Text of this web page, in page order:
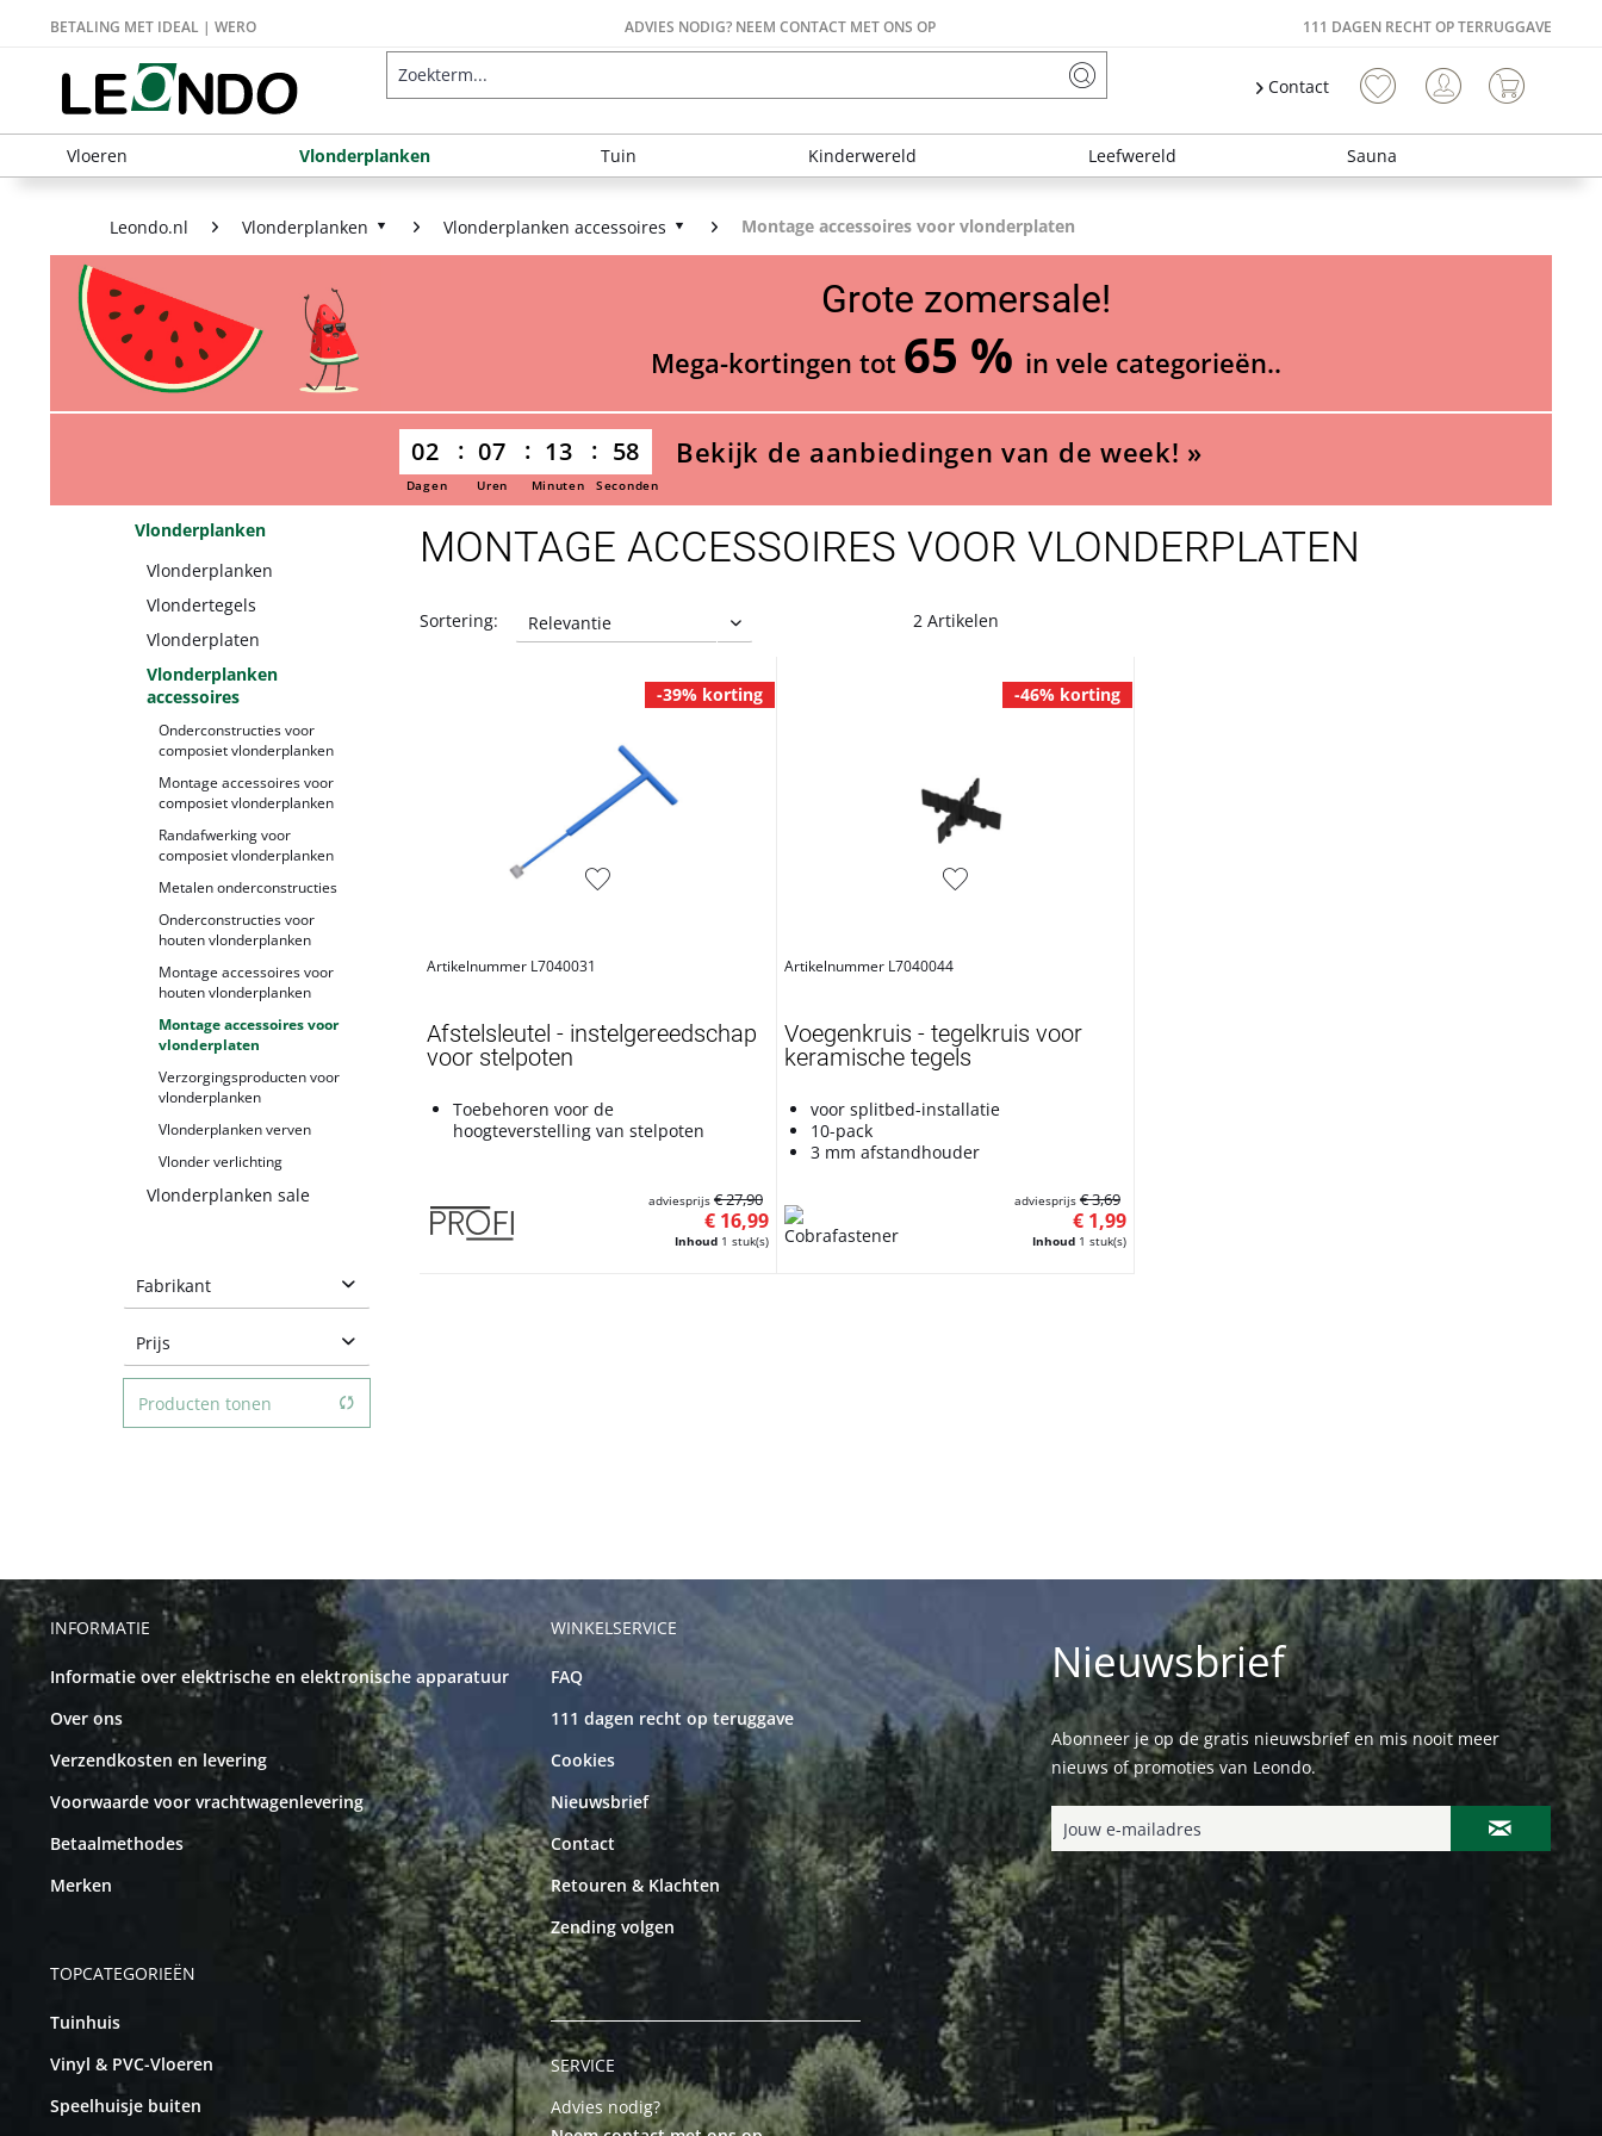
BETALING MET IDEAL | WERO ADVIES NODIG? NEEM CONTACT MET ONS OP 111 DAGEN RECHT OP TERRUGGAVE
Contact
Vloeren Vlonderplanken Tuin Kinderwereld Leefwereld Sauna
Leondo.nl Vlonderplanken Vlonderplanken accessoires Montage accessoires voor vlonderplaten
Grote zomersale!
Mega-kortingen tot 65 % in vele categorieën..
02 07 13 58
Dagen Uren Minuten Seconden
Bekijk de aanbiedingen van de week! »
Vlonderplanken
Vlonderplanken
Vlondertegels
Vlonderplaten
Vlonderplanken
accessoires
Onderconstructies voor
composiet vlonderplanken
Montage accessoires voor
composiet vlonderplanken
Randafwerking voor
composiet vlonderplanken
Metalen onderconstructies
Onderconstructies voor
houten vlonderplanken
Montage accessoires voor
houten vlonderplanken
Montage accessoires voor
vlonderplaten
Verzorgingsproducten voor
vlonderplanken
Vlonderplanken verven
Vlonder verlichting
Vlonderplanken sale
Fabrikant
Prijs
Producten tonen
MONTAGE ACCESSOIRES VOOR VLONDERPLATEN
Sortering: 2 Artikelen
-39% korting
Artikelnummer L7040031
Afstelsleutel - instelgereedschap
voor stelpoten
Toebehoren voor de
hoogteverstelling van stelpoten
Inhoud 1 stuk(s)
€ 16,99
adviesprijs € 27,90
-46% korting
Artikelnummer L7040044
Voegenkruis - tegelkruis voor
keramische tegels
voor splitbed-installatie
10-pack
3 mm afstandhouder
Inhoud 1 stuk(s)
€ 1,99
adviesprijs € 3,69
INFORMATIE
Informatie over elektrische en elektronische apparatuur
Over ons
Verzendkosten en levering
Voorwaarde voor vrachtwagenlevering
Betaalmethodes
Merken
TOPCATEGORIEËN
Tuinhuis
Vinyl & PVC-Vloeren
Speelhuisje buiten
WINKELSERVICE
FAQ
111 dagen recht op teruggave
Cookies
Nieuwsbrief
Contact
Retouren & Klachten
Zending volgen
SERVICE
Advies nodig?
Nieuwsbrief
Abonneer je op de gratis nieuwsbrief en mis nooit meer
nieuws of promoties van Leondo.